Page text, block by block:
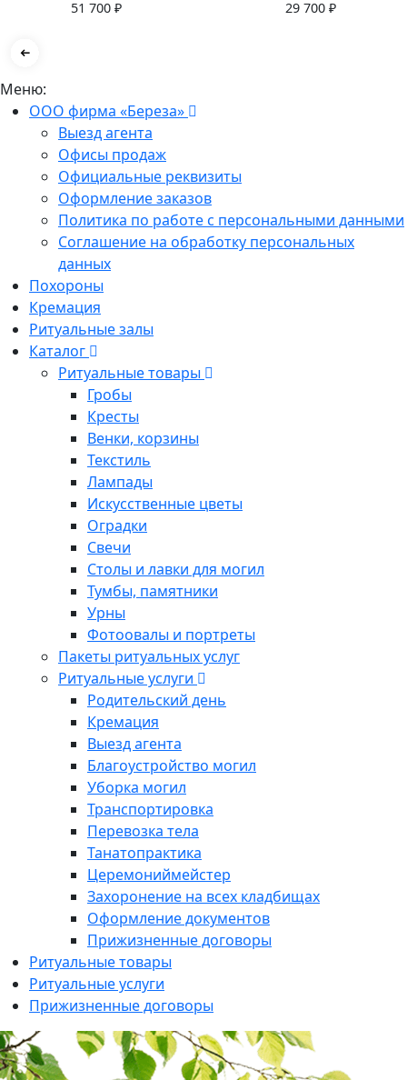
51 700 ₽ 29 700 ₽
Меню:
ООО фирма «Береза»
Выезд агента
Офисы продаж
Официальные реквизиты
Оформление заказов
Политика по работе с персональными данными
Соглашение на обработку персональных
данных
Похороны
Кремация
Ритуальные залы
Каталог
Ритуальные товары
Гробы
Кресты
Венки, корзины
Текстиль
Лампады
Искусственные цветы
Оградки
Свечи
Столы и лавки для могил
Тумбы, памятники
Урны
Фотоовалы и портреты
Пакеты ритуальных услуг
Ритуальные услуги
Родительский день
Кремация
Выезд агента
Благоустройство могил
Уборка могил
Транспортировка
Перевозка тела
Танатопрактика
Церемониймейстер
Захоронение на всех кладбищах
Оформление документов
Прижизненные договоры
Ритуальные товары
Ритуальные услуги
Прижизненные договоры